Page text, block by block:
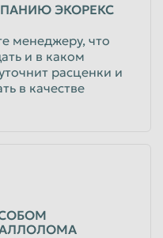
ЭКОРЕКС
менеджеру, что
и в каком
расценки и
в качестве